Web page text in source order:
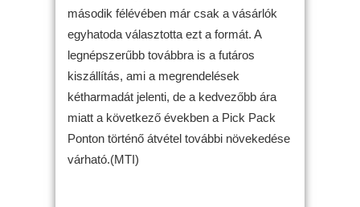
második félévében már csak a vásárlók
egyhatoda választotta ezt a formát. A
legnépszerűbb továbbra is a futáros
kiszállítás, ami a megrendelések
kétharmadát jelenti, de a kedvezőbb ára
miatt a következő években a Pick Pack
Ponton történő átvétel további növekedése
várható.(MTI)